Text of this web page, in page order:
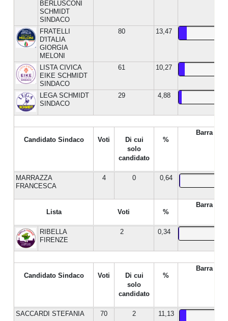
BERLUSCONI
SCHMIDT
SINDACO
FRATELLI
D'ITALIA
GIORGIA
MELONI
80 13,47
LISTA CIVICA
EIKE SCHMIDT
SINDACO
61 10,27
LEGA SCHMIDT
SINDACO
29 4,88
Candidato Sindaco Voti
Di cui
solo
candidato
%
Barra %
MARRAZZA
FRANCESCA
4 0 0,64
Lista Voti %
Barra %
RIBELLA
FIRENZE
2 0,34
Candidato Sindaco Voti
Di cui
solo
candidato
%
Barra %
SACCARDI STEFANIA 70 2 11,13